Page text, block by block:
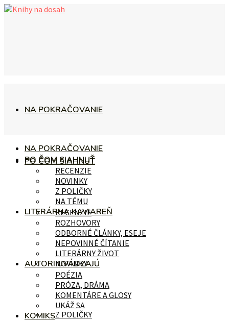
NA POKRAČOVANIE
PO ČOM SIAHNUŤ
RECENZIE
NOVINKY
Z POLIČKY
NA POKRAČOVANIE
PO ČOM SIAHNUŤ
RECENZIE
NOVINKY
Z POLIČKY
NA TÉMU
LITERÁRNA KAVIAREŇ
ROZHOVORY
ODBORNÉ ČLÁNKY, ESEJE
NEPOVINNÉ ČÍTANIE
LITERÁRNY ŽIVOT
AUTORI UVÁDZAJÚ
POÉZIA
PRÓZA, DRÁMA
KOMENTÁRE A GLOSY
UKÁŽ SA
KOMIKS